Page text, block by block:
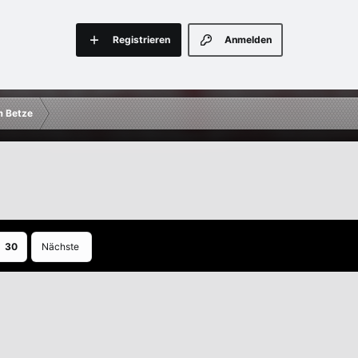
Anmelden
Registrieren
Betze
30 Nächste